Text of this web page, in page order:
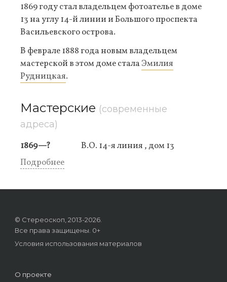
1869 году стал владельцем фотоателье в доме
13 на углу 14-й линии и Большого проспекта
Васильевского острова.
В феврале 1888 года новым владельцем
мастерской в этом доме стала Эмилия
Рудницкая.
Мастерские (современные
адреса)
1869—?
В.О. 14-я линия , дом 13
Подробнее
© Стереоскоп, 2013-2026.
Все права защищены. 0+
Условия использования материалов
О проекте